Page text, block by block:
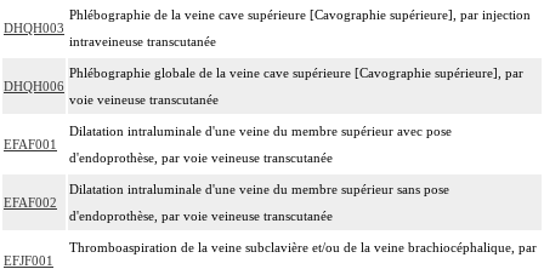
DHQH003
Phlébographie de la veine cave supérieure [Cavographie supérieure], par injection
intraveineuse transcutanée
DHQH006
Phlébographie globale de la veine cave supérieure [Cavographie supérieure], par
voie veineuse transcutanée
EFAF001
Dilatation intraluminale d'une veine du membre supérieur avec pose
d'endoprothèse, par voie veineuse transcutanée
EFAF002
Dilatation intraluminale d'une veine du membre supérieur sans pose
d'endoprothèse, par voie veineuse transcutanée
EFJF001
Thromboaspiration de la veine subclavière et/ou de la veine brachiocéphalique, par